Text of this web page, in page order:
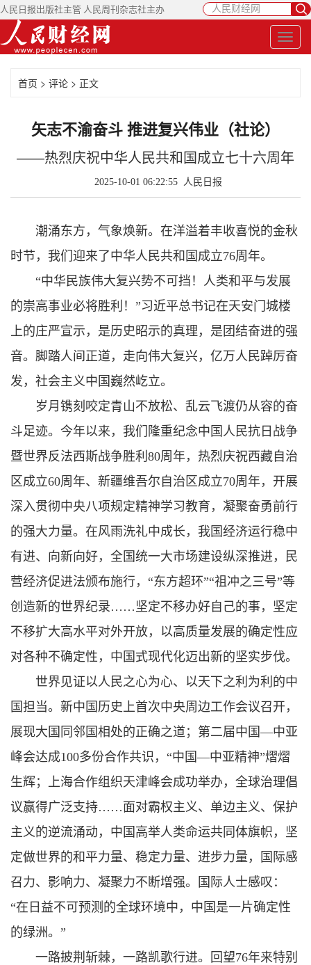
人民日报出版社主管 人民周刊杂志社主办
首页 > 评论 > 正文
矢志不渝奋斗 推进复兴伟业（社论）
——热烈庆祝中华人民共和国成立七十六周年
2025-10-01 06:22:55 人民日报
潮涌东方，气象焕新。在洋溢着丰收喜悦的金秋
时节，我们迎来了中华人民共和国成立76周年。
“中华民族伟大复兴势不可挡！人类和平与发展
的崇高事业必将胜利！”习近平总书记在天安门城楼
上的庄严宣示，是历史昭示的真理，是团结奋进的强
音。脚踏人间正道，走向伟大复兴，亿万人民踔厉奋
发，社会主义中国巍然屹立。
岁月镌刻咬定青山不放松、乱云飞渡仍从容的奋
斗足迹。今年以来，我们隆重纪念中国人民抗日战争
暨世界反法西斯战争胜利80周年，热烈庆祝西藏自治
区成立60周年、新疆维吾尔自治区成立70周年，开展
深入贯彻中央八项规定精神学习教育，凝聚奋勇前行
的强大力量。在风雨洗礼中成长，我国经济运行稳中
有进、向新向好，全国统一大市场建设纵深推进，民
营经济促进法颁布施行，“东方超环”“祖冲之三号”等
创造新的世界纪录……坚定不移办好自己的事，坚定
不移扩大高水平对外开放，以高质量发展的确定性应
对各种不确定性，中国式现代化迈出新的坚实步伐。
世界见证以人民之心为心、以天下之利为利的中
国担当。新中国历史上首次中央周边工作会议召开，
展现大国同邻国相处的正确之道；第二届中国—中亚
峰会达成100多份合作共识，“中国—中亚精神”熠熠
生辉；上海合作组织天津峰会成功举办，全球治理倡
议赢得广泛支持……面对霸权主义、单边主义、保护
主义的逆流涌动，中国高举人类命运共同体旗帜，坚
定做世界的和平力量、稳定力量、进步力量，国际感
召力、影响力、凝聚力不断增强。国际人士感叹：
“在日益不可预测的全球环境中，中国是一片确定性
的绿洲。”
一路披荆斩棘，一路凯歌行进。回望76年来特别